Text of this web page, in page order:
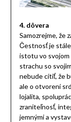
4. dôvera
Samozrejme, že
Čestnosť je
istotu vo svojom
strachu so
nebude cítiť, že
ale o otvorení
lojalita,
zraniteľnosť,
jemnými a